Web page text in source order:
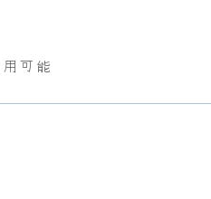
可能